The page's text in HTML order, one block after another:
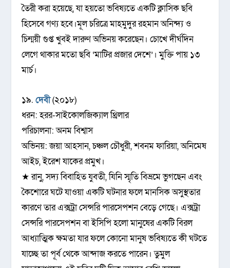
তৈরী করা হয়েছে, যা হয়তো ভবিষ্যতে এক‌টি ক্লাসিক ছবি
হিসেবে গণ্য হবে।মূল চরিত্রে মাহমুদুর রহমান অনিন্দ্য ও
চিন্ময়ী গুপ্ত খুবই দারুণ অভিনয় করেছেন। চোখে দীর্ঘদিন
লেগে থাকার মতো ছবি ‘মাটির প্রজার দেশে’। মুক্তি পায় ১৩
মার্চ।
১৯.দেবী(২০১৮)
ধরন: হরর-সাইকোলজিক্যাল থ্রিলার
পরিচালনা: অনম বিশ্বাস
অভিনয়: জয়া আহসান, চঞ্চল চৌধুরী, শবনম ফারিয়া, অনিমেষ
আইচ, ইরেশ যাকের প্রমুখ।
★ রানু, সদ্য বিবাহিত যুবতী, যিনি স্মৃতি বিভ্রমে ভুগছেন এবং
কৈশোরে ঘটে যাওয়া একটি ঘটনার ফলে মানসিক অসুস্থতার
কারণে তার এক্সট্রা সেন্সরি পারসেপশন বেড়ে গেছে। এক্সট্রা
সেন্সরি পারসেপশন বা ইসিপি হলো মানুষের একটি বিরল
আধ্যাত্মিক ক্ষমতা যার ফলে কোনো মানুষ ভবিষ্যতে কী ঘটতে
যাচ্ছে তা পূর্ব থেকে আন্দাজ করতে পারেন। তুমুল